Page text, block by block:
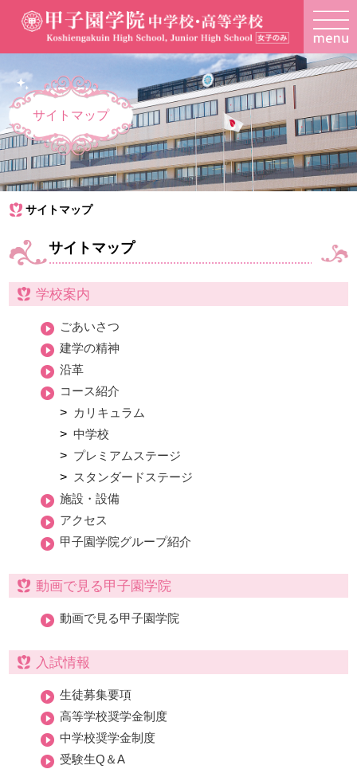
サイトマップ
サイトマップ
サイトマップ
学校案内
ごあいさつ
建学の精神
沿革
コース紹介
カリキュラム
中学校
プレミアムステージ
スタンダードステージ
施設・設備
アクセス
甲子園学院グループ紹介
動画で見る甲子園学院
動画で見る甲子園学院
入試情報
生徒募集要項
高等学校奨学金制度
中学校奨学金制度
受験生Q＆A